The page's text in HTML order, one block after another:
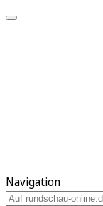
Navigation